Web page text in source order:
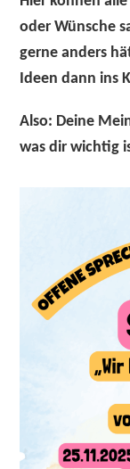
oder Wünsche
gerne anders
Ideen dann ins
Also: Deine
was dir wichtig